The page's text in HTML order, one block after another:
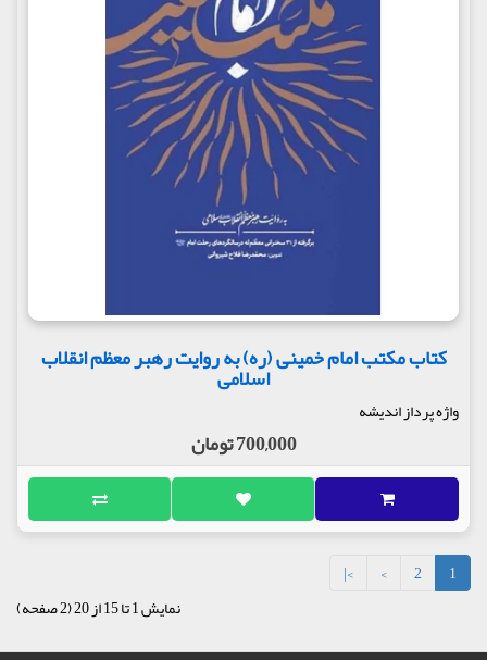
کتاب مکتب امام خمینی (ره) به روایت رهبر معظم انقلاب
اسلامی
واژه پرداز اندیشه
700,000 تومان
1
2
>
>|
نمایش 1 تا 15 از 20 (2 صفحه)